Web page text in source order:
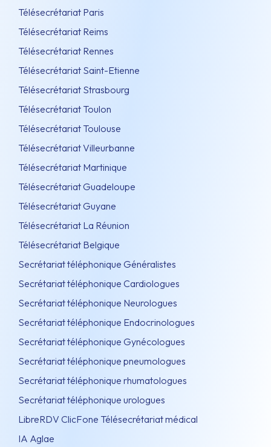
Télésecrétariat Paris
Télésecrétariat Reims
Télésecrétariat Rennes
Télésecrétariat Saint-Etienne
Télésecrétariat Strasbourg
Télésecrétariat Toulon
Télésecrétariat Toulouse
Télésecrétariat Villeurbanne
Télésecrétariat Martinique
Télésecrétariat Guadeloupe
Télésecrétariat Guyane
Télésecrétariat La Réunion
Télésecrétariat Belgique
Secrétariat téléphonique Généralistes
Secrétariat téléphonique Cardiologues
Secrétariat téléphonique Neurologues
Secrétariat téléphonique Endocrinologues
Secrétariat téléphonique Gynécologues
Secrétariat téléphonique pneumologues
Secrétariat téléphonique rhumatologues
Secrétariat téléphonique urologues
LibreRDV ClicFone Télésecrétariat médical
IA Aglae